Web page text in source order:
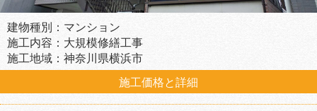
建物種別：マンション
施工内容：大規模修繕工事
施工地域：神奈川県横浜市
施工価格と詳細